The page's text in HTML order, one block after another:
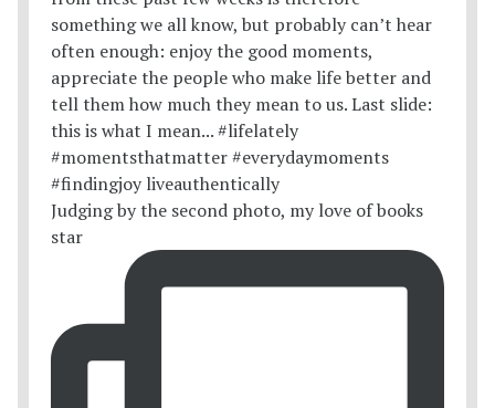
Judging by the second photo, my love of books
star